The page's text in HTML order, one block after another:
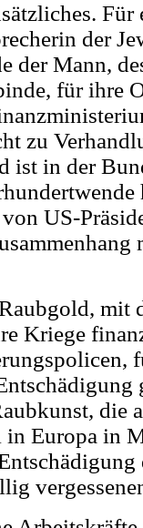
Für
der
der Mann,
für ihre
zu
ist in der
von US-
mit
Kriege
die
in Europa in